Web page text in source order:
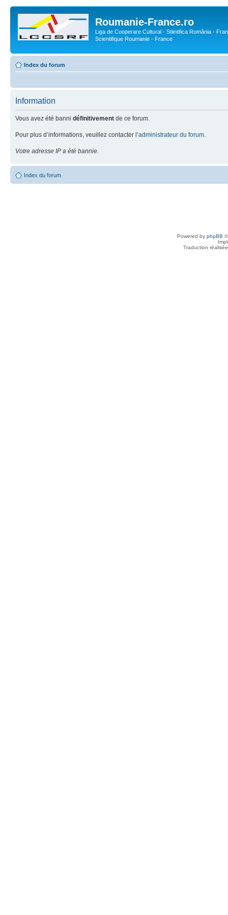
Roumanie-France.ro
Liga de Cooperare Cultural - Stiintifica România -
Scientifique Roumanie - France
Index du forum
Information
Vous avez été banni définitivement de ce forum.
Pour plus d’informations, veuillez contacter l’administrateur du forum
Votre adresse IP a été bannie.
Index du forum
Powered by phpBB
Traduction